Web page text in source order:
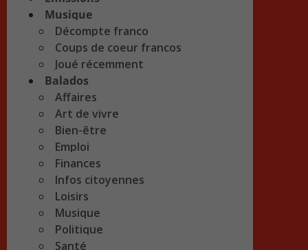
Musique
Décompte franco
Coups de coeur francos
Joué récemment
Balados
Affaires
Art de vivre
Bien-être
Emploi
Finances
Infos citoyennes
Loisirs
Musique
Politique
Santé